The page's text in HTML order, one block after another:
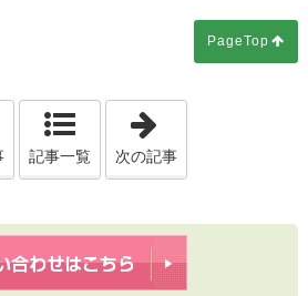
PageTop
「20260518 「ここ数日、テレビの映
記事一覧 次の記事